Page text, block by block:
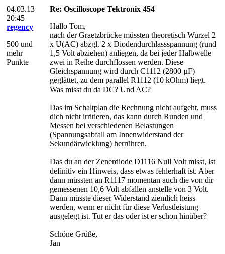
04.03.13
20:45
regency
500 und
mehr
Punkte
Re: Oscilloscope Tektronix 454
Hallo Tom,
nach der Graetzbrücke müssten theoretisch Wurzel 2
x U(AC) abzgl. 2 x Diodendurchlassspannung (rund
1,5 Volt abziehen) anliegen, da bei jeder Halbwelle
zwei in Reihe durchflossen werden. Diese
Gleichspannung wird durch C1112 (2800 µF)
geglättet, zu dem parallel R1112 (10 kOhm) liegt.
Was misst du da DC? Und AC?
Das im Schaltplan die Rechnung nicht aufgeht, muss
dich nicht irritieren, das kann durch Runden und
Messen bei verschiedenen Belastungen
(Spannungsabfall am Innenwiderstand der
Sekundärwicklung) herrühren.
Das du an der Zenerdiode D1116 Null Volt misst, ist
definitiv ein Hinweis, dass etwas fehlerhaft ist. Aber
dann müssten an R1117 momentan auch die von dir
gemessenen 10,6 Volt abfallen anstelle von 3 Volt.
Dann müsste dieser Widerstand ziemlich heiss
werden, wenn er nicht für diese Verlustleistung
ausgelegt ist. Tut er das oder ist er schon hinüber?
Schöne Grüße,
Jan